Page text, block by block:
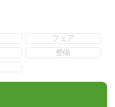
フェア
整備